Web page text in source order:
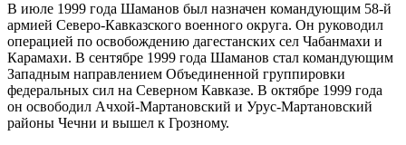
В июле 1999 года Шаманов был назначен командующим 58-й
армией Северо-Кавказского военного округа. Он руководил
операцией по освобождению дагестанских сел Чабанмахи и
Карамахи. В сентябре 1999 года Шаманов стал командующим
Западным направлением Объединенной группировки
федеральных сил на Северном Кавказе. В октябре 1999 года
он освободил Ачхой-Мартановский и Урус-Мартановский
районы Чечни и вышел к Грозному.